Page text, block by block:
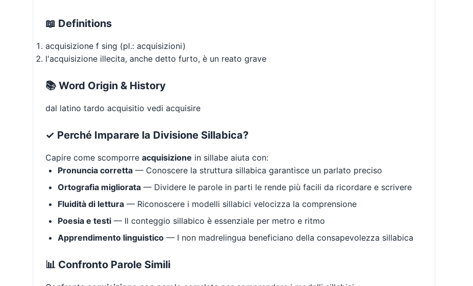
📖 Definitions
acquisizione f sing (pl.: acquisizioni)
l'acquisizione illecita, anche detto furto, è un reato grave
📚 Word Origin & History
dal latino tardo acquisitio vedi acquisire
✓ Perché Imparare la Divisione Sillabica?
Capire come scomporre acquisizione in sillabe aiuta con:
Pronuncia corretta — Conoscere la struttura sillabica garantisce un parlato preciso
Ortografia migliorata — Dividere le parole in parti le rende più facili da ricordare e scrivere
Fluidità di lettura — Riconoscere i modelli sillabici velocizza la comprensione
Poesia e testi — Il conteggio sillabico è essenziale per metro e ritmo
Apprendimento linguistico — I non madrelingua beneficiano della consapevolezza sillabica
📊 Confronto Parole Simili